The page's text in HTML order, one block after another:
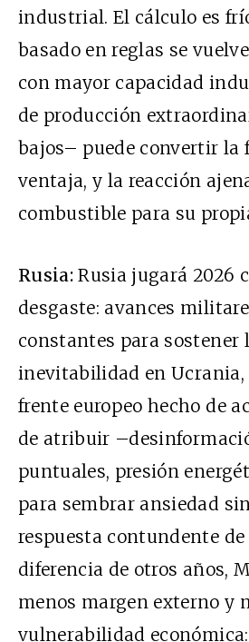
industrial. El cálculo es
basado en reglas se
con mayor capacidad
de producción
bajos– puede convertir la
ventaja, y la reacción
combustible para su
Rusia: Rusia jugará 2026
desgaste: avances
constantes para sostener
inevitabilidad en Ucrania,
frente europeo hecho de
de atribuir
puntuales, presión
para sembrar ansiedad
respuesta contundente de
diferencia de otros años,
menos margen externo y
vulnerabilidad